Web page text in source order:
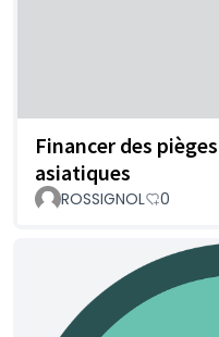
Financer des
asiatiques
ROSSIGNOL 0